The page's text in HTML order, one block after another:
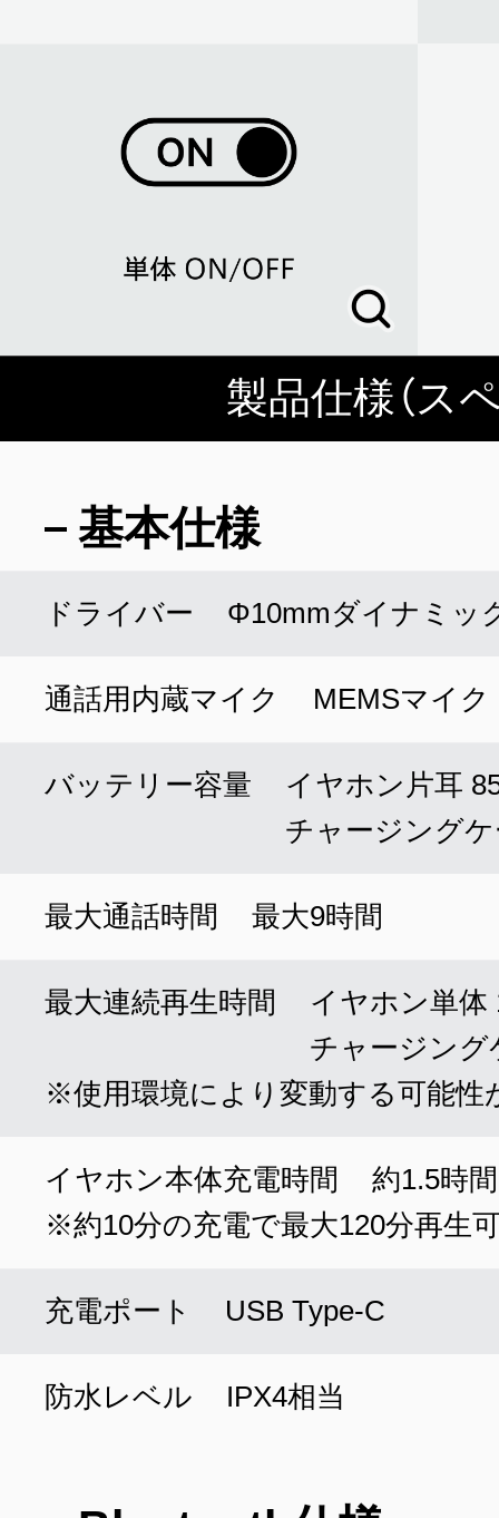
製品仕様（ス
基本仕様
ドライバー Φ10mmダイナミッ
通話用内蔵マイク MEMSマイク
バッテリー容量
イヤホン片耳
チャージング
最大通話時間 最大9時間
最大連続再生時間
イヤホン単体
チャージング
使用環境により変動する可能性
イヤホン本体充電時間
約1.5時間
約10分の充電で最大120分再生
充電ポート USB Type-C
防水レベル IPX4相当